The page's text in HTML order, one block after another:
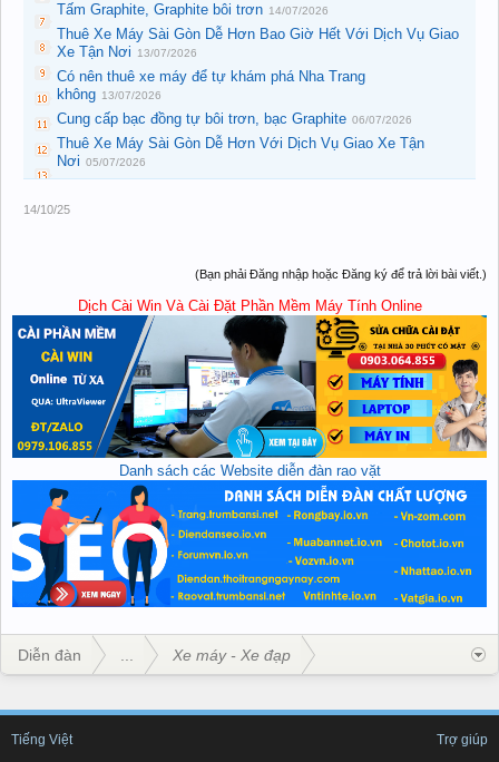
Tấm Graphite, Graphite bôi trơn 14/07/2026
Thuê Xe Máy Sài Gòn Dễ Hơn Bao Giờ Hết Với Dịch Vụ Giao
Xe Tận Nơi
13/07/2026
Có nên thuê xe máy để tự khám phá Nha Trang
không 13/07/2026
Cung cấp bạc đồng tự bôi trơn, bạc Graphite 06/07/2026
Thuê Xe Máy Sài Gòn Dễ Hơn Với Dịch Vụ Giao Xe Tận
Nơi 05/07/2026
14/10/25
(Bạn phải Đăng nhập hoặc Đăng ký để trả lời bài viết.)
Dịch Cài Win Và Cài Đặt Phần Mềm Máy Tính Online
Danh sách các Website diễn đàn rao vặt
Diễn đàn Xe máy - Xe đạp
Tiếng Việt Trợ giúp